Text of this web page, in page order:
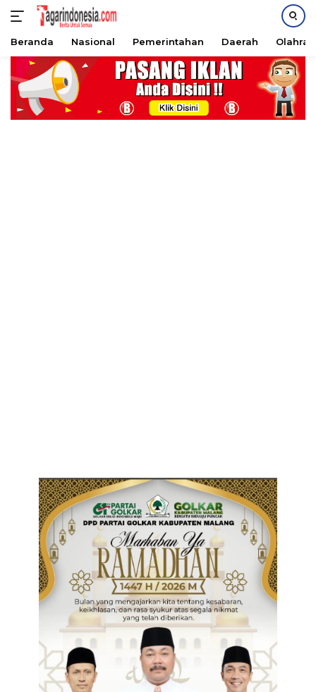
Langsung
konten
Beranda Nasional Pemerintahan Daerah